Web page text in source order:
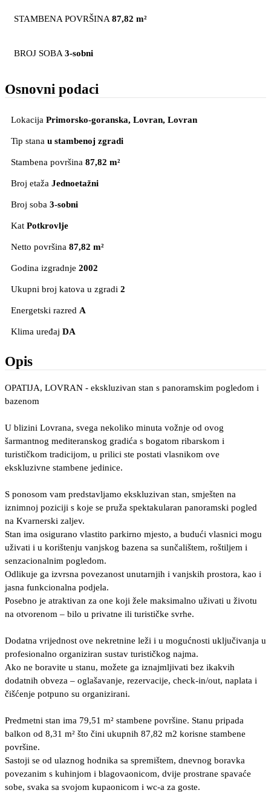
STAMBENA POVRŠINA 87,82 m²
BROJ SOBA 3-sobni
Osnovni podaci
Lokacija Primorsko-goranska, Lovran, Lovran
Tip stana u stambenoj zgradi
Stambena površina 87,82 m²
Broj etaža Jednoetažni
Broj soba 3-sobni
Kat Potkrovlje
Netto površina 87,82 m²
Godina izgradnje 2002
Ukupni broj katova u zgradi 2
Energetski razred A
Klima uređaj DA
Opis
OPATIJA, LOVRAN - ekskluzivan stan s panoramskim pogledom i
bazenom
U blizini Lovrana, svega nekoliko minuta vožnje od ovog
šarmantnog mediteranskog gradića s bogatom ribarskom i
turističkom tradicijom, u prilici ste postati vlasnikom ove
ekskluzivne stambene jedinice.
S ponosom vam predstavljamo ekskluzivan stan, smješten na
iznimnoj poziciji s koje se pruža spektakularan panoramski pogled
na Kvarnerski zaljev.
Stan ima osigurano vlastito parkirno mjesto, a budući vlasnici mogu
uživati i u korištenju vanjskog bazena sa sunčalištem, roštiljem i
senzacionalnim pogledom.
Odlikuje ga izvrsna povezanost unutarnjih i vanjskih prostora, kao i
jasna funkcionalna podjela.
Posebno je atraktivan za one koji žele maksimalno uživati u životu
na otvorenom – bilo u privatne ili turističke svrhe.
Dodatna vrijednost ove nekretnine leži i u mogućnosti uključivanja u
profesionalno organiziran sustav turističkog najma.
Ako ne boravite u stanu, možete ga iznajmljivati bez ikakvih
dodatnih obveza – oglašavanje, rezervacije, check-in/out, naplata i
čišćenje potpuno su organizirani.
Predmetni stan ima 79,51 m² stambene površine. Stanu pripada
balkon od 8,31 m² što čini ukupnih 87,82 m2 korisne stambene
površine.
Sastoji se od ulaznog hodnika sa spremištem, dnevnog boravka
povezanim s kuhinjom i blagovaonicom, dvije prostrane spavaće
sobe, svaka sa svojom kupaonicom i wc-a za goste.